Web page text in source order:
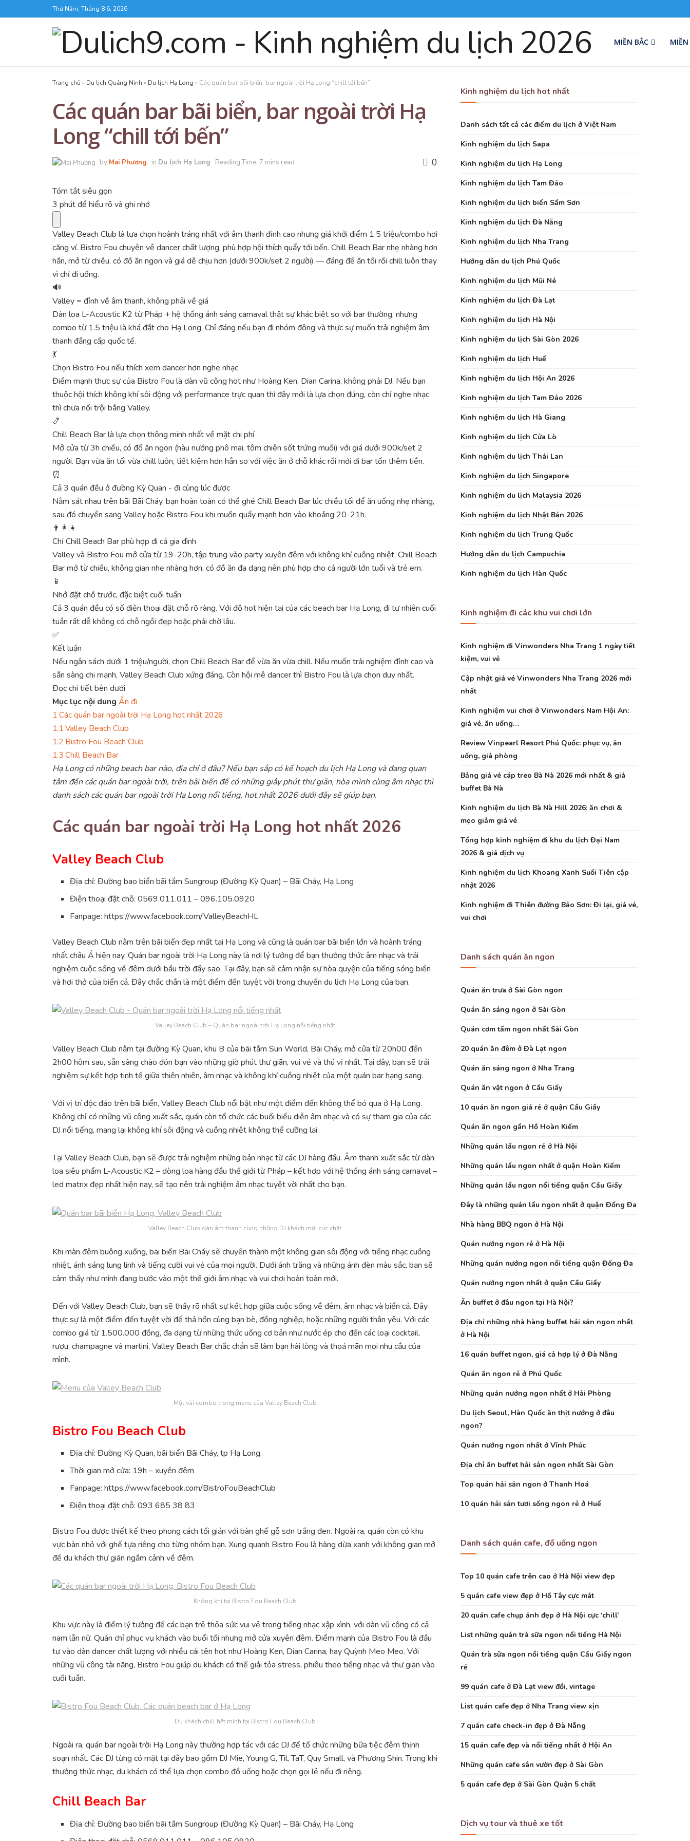
Thứ Năm, Tháng 8 6, 2026
MIỀN BẮC
Trang chủ » Du lịch Quảng Ninh » Du lịch Hạ Long » Các quán bar bãi biển, bar ngoài trời Hạ Long “chill tới bến”
Các quán bar bãi biển, bar ngoài trời Hạ
Long “chill tới bến”
by Mai Phương in Du lịch Hạ Long Reading Time: 7 mins read 0
Tóm tắt siêu gọn
3 phút để hiểu rõ và ghi nhớ
Valley Beach Club là lựa chọn hoành tráng nhất với âm thanh đỉnh cao nhưng giá khởi điểm 1.5 triệu/combo hơi
căng ví. Bistro Fou chuyên về dancer chất lượng, phù hợp hội thích quẩy tới bến. Chill Beach Bar nhẹ nhàng hơn
hẳn, mở từ chiều, có đồ ăn ngon và giá dễ chịu hơn (dưới 900k/set 2 người) — đáng để ăn tối rồi chill luôn thay
vì chỉ đi uống.
🔊
Valley = đỉnh về âm thanh, không phải về giá
Dàn loa L-Acoustic K2 từ Pháp + hệ thống ánh sáng carnaval thật sự khác biệt so với bar thường, nhưng
combo từ 1.5 triệu là khá đắt cho Hạ Long. Chỉ đáng nếu bạn đi nhóm đông và thực sự muốn trải nghiệm âm
thanh đẳng cấp quốc tế.
💃
Chọn Bistro Fou nếu thích xem dancer hơn nghe nhạc
Điểm mạnh thực sự của Bistro Fou là dàn vũ công hot như Hoàng Ken, Dian Carina, không phải DJ. Nếu bạn
thuộc hội thích không khí sôi động với performance trực quan thì đây mới là lựa chọn đúng, còn chỉ nghe nhạc
thì chưa nổi trội bằng Valley.
🍤
Chill Beach Bar là lựa chọn thông minh nhất về mặt chi phí
Mở cửa từ 3h chiều, có đồ ăn ngon (hàu nướng phô mai, tôm chiên sốt trứng muối) với giá dưới 900k/set 2
người. Bạn vừa ăn tối vừa chill luôn, tiết kiệm hơn hẳn so với việc ăn ở chỗ khác rồi mới đi bar tốn thêm tiền.
⏰
Cả 3 quán đều ở đường Kỳ Quan - đi cùng lúc được
Nằm sát nhau trên bãi Bãi Cháy, bạn hoàn toàn có thể ghé Chill Beach Bar lúc chiều tối để ăn uống nhẹ nhàng,
sau đó chuyển sang Valley hoặc Bistro Fou khi muốn quẩy mạnh hơn vào khoảng 20-21h.
👨‍👩‍👧
Chỉ Chill Beach Bar phù hợp đi cả gia đình
Valley và Bistro Fou mở cửa từ 19-20h, tập trung vào party xuyên đêm với không khí cuồng nhiệt. Chill Beach
Bar mở từ chiều, không gian nhẹ nhàng hơn, có đồ ăn đa dạng nên phù hợp cho cả người lớn tuổi và trẻ em.
📱
Nhớ đặt chỗ trước, đặc biệt cuối tuần
Cả 3 quán đều có số điện thoại đặt chỗ rõ ràng. Với độ hot hiện tại của các beach bar Hạ Long, đi tự nhiên cuối
tuần rất dễ không có chỗ ngồi đẹp hoặc phải chờ lâu.
✅
Kết luận
Nếu ngân sách dưới 1 triệu/người, chọn Chill Beach Bar để vừa ăn vừa chill. Nếu muốn trải nghiệm đỉnh cao và
sẵn sàng chi mạnh, Valley Beach Club xứng đáng. Còn hội mê dancer thì Bistro Fou là lựa chọn duy nhất.
Đọc chi tiết bên dưới
Mục lục nội dung Ẩn đi
1 Các quán bar ngoài trời Hạ Long hot nhất 2026
1.1 Valley Beach Club
1.2 Bistro Fou Beach Club
1.3 Chill Beach Bar
Hạ Long có những beach bar nào, địa chỉ ở đâu? Nếu bạn sắp có kế hoạch du lịch Hạ Long và đang quan
tâm đến các quán bar ngoài trời, trên bãi biển để có những giây phút thư giãn, hòa mình cùng âm nhạc thì
danh sách các quán bar ngoài trời Hạ Long nổi tiếng, hot nhất 2026 dưới đây sẽ giúp bạn.
Các quán bar ngoài trời Hạ Long hot nhất 2026
Valley Beach Club
Địa chỉ: Đường bao biển bãi tắm Sungroup (Đường Kỳ Quan) – Bãi Cháy, Hạ Long
Điện thoại đặt chỗ: 0569.011.011 – 096.105.0920
Fanpage: https://www.facebook.com/ValleyBeachHL
Valley Beach Club nằm trên bãi biển đẹp nhất tại Hạ Long và cũng là quán bar bãi biển lớn và hoành tráng
nhất châu Á hiện nay. Quán bar ngoài trời Hạ Long này là nơi lý tưởng để bạn thưởng thức âm nhạc và trải
nghiệm cuộc sống về đêm dưới bầu trời đầy sao. Tại đây, bạn sẽ cảm nhận sự hòa quyện của tiếng sóng biển
và hơi thở của biển cả. Đây chắc chắn là một điểm đến tuyệt vời trong chuyến du lịch Hạ Long của bạn.
Valley Beach Club – Quán bar ngoài trời Hạ Long nổi tiếng nhất
Valley Beach Club nằm tại đường Kỳ Quan, khu B của bãi tắm Sun World, Bãi Cháy, mở cửa từ 20h00 đến
2h00 hôm sau, sẵn sàng chào đón bạn vào những giờ phút thư giãn, vui vẻ và thú vị nhất. Tại đây, bạn sẽ trải
nghiệm sự kết hợp tinh tế giữa thiên nhiên, âm nhạc và không khí cuồng nhiệt của một quán bar hạng sang.
Với vị trí độc đáo trên bãi biển, Valley Beach Club nổi bật như một điểm đến không thể bỏ qua ở Hạ Long.
Không chỉ có những vũ công xuất sắc, quán còn tổ chức các buổi biểu diễn âm nhạc và có sự tham gia của các
DJ nổi tiếng, mang lại không khí sôi động và cuồng nhiệt không thể cưỡng lại.
Tại Valley Beach Club, bạn sẽ được trải nghiệm những bản nhạc từ các DJ hàng đầu. Âm thanh xuất sắc từ dàn
loa siêu phẩm L-Acoustic K2 – dòng loa hàng đầu thế giới từ Pháp – kết hợp với hệ thống ánh sáng carnaval –
led matrix đẹp nhất hiện nay, sẽ tạo nên trải nghiệm âm nhạc tuyệt vời nhất cho bạn.
Valley Beach Club dàn âm thanh cùng những DJ khách mời cực chất
Khi màn đêm buông xuống, bãi biển Bãi Cháy sẽ chuyển thành một không gian sôi động với tiếng nhạc cuồng
nhiệt, ánh sáng lung linh và tiếng cười vui vẻ của mọi người. Dưới ánh trăng và những ánh đèn màu sắc, bạn sẽ
cảm thấy như mình đang bước vào một thế giới âm nhạc và vui chơi hoàn toàn mới.
Đến với Valley Beach Club, bạn sẽ thấy rõ nhất sự kết hợp giữa cuộc sống về đêm, âm nhạc và biển cả. Đây
thực sự là một điểm đến tuyệt vời để thả hồn cùng bạn bè, đồng nghiệp, hoặc những người thân yêu. Với các
combo giá từ 1.500.000 đồng, đa dạng từ những thức uống cơ bản như nước ép cho đến các loại cocktail,
rượu, champagne và martini, Valley Beach Bar chắc chắn sẽ làm bạn hài lòng và thoả mãn mọi nhu cầu của
mình.
Một vài combo trong menu của Valley Beach Club
Bistro Fou Beach Club
Địa chỉ: Đường Kỳ Quan, bãi biển Bãi Cháy, tp Hạ Long.
Thời gian mở cửa: 19h – xuyên đêm
Fanpage: https://www.facebook.com/BistroFouBeachClub
Điện thoại đặt chỗ: 093 685 38 83
Bistro Fou được thiết kế theo phong cách tối giản với bàn ghế gỗ sơn trắng đen. Ngoài ra, quán còn có khu
vực bàn nhỏ với ghế tựa riêng cho từng nhóm bạn. Xung quanh Bistro Fou là hàng dừa xanh với không gian mở
để du khách thư giãn ngắm cảnh về đêm.
Không khí tại Bistro Fou Beach Club
Khu vực này là điểm lý tưởng để các bạn trẻ thỏa sức vui vẻ trong tiếng nhạc xập xình, với dàn vũ công có cả
nam lẫn nữ. Quán chỉ phục vụ khách vào buổi tối nhưng mở cửa xuyên đêm. Điểm mạnh của Bistro Fou là đầu
tư vào dàn dancer chất lượng với nhiều cái tên hot như Hoàng Ken, Dian Carina, hay Quỳnh Meo Meo. Với
những vũ công tài năng, Bistro Fou giúp du khách có thể giải tỏa stress, phiêu theo tiếng nhạc và thư giãn vào
cuối tuần.
Du khách chill hết mình tại Bistro Fou Beach Club
Ngoài ra, quán bar ngoài trời Hạ Long này thường hợp tác với các DJ để tổ chức những bữa tiệc đêm thịnh
soạn nhất. Các DJ từng có mặt tại đây bao gồm DJ Mie, Young G, Til, TaT, Quy Small, và Phương Shin. Trong khi
thưởng thức nhạc, du khách có thể lựa chọn combo đồ uống hoặc chọn gọi lẻ nếu đi riêng.
Chill Beach Bar
Địa chỉ: Đường bao biển bãi tắm Sungroup (Đường Kỳ Quan) – Bãi Cháy, Hạ Long
Kinh nghiệm du lịch hot nhất
Danh sách tất cả các điểm du lịch ở Việt Nam
Kinh nghiệm du lịch Sapa
Kinh nghiệm du lịch Hạ Long
Kinh nghiệm du lịch Tam Đảo
Kinh nghiệm du lịch biển Sầm Sơn
Kinh nghiệm du lịch Đà Nẵng
Kinh nghiệm du lịch Nha Trang
Hướng dẫn du lịch Phú Quốc
Kinh nghiệm du lịch Mũi Né
Kinh nghiệm du lịch Đà Lạt
Kinh nghiệm du lịch Hà Nội
Kinh nghiệm du lịch Sài Gòn 2026
Kinh nghiệm du lịch Huế
Kinh nghiệm du lịch Hội An 2026
Kinh nghiệm du lịch Tam Đảo 2026
Kinh nghiệm du lịch Hà Giang
Kinh nghiệm du lịch Cửa Lò
Kinh nghiệm du lịch Thái Lan
Kinh nghiệm du lịch Singapore
Kinh nghiệm du lịch Malaysia 2026
Kinh nghiệm du lịch Nhật Bản 2026
Kinh nghiệm du lịch Trung Quốc
Hướng dẫn du lịch Campuchia
Kinh nghiệm du lịch Hàn Quốc
Kinh nghiệm đi các khu vui chơi lớn
Kinh nghiệm đi Vinwonders Nha Trang 1 ngày tiết
kiệm, vui vẻ
Cập nhật giá vé Vinwonders Nha Trang 2026 mới
nhất
Kinh nghiệm vui chơi ở Vinwonders Nam Hội An:
giá vé, ăn uống…
Review Vinpearl Resort Phú Quốc: phục vụ, ăn
uống, giá phòng
Bảng giá vé cáp treo Bà Nà 2026 mới nhất & giá
buffet Bà Nà
Kinh nghiệm du lịch Bà Nà Hill 2026: ăn chơi &
mẹo giảm giá vé
Tổng hợp kinh nghiệm đi khu du lịch Đại Nam
2026 & giá dịch vụ
Kinh nghiệm du lịch Khoang Xanh Suối Tiên cập
nhật 2026
Kinh nghiệm đi Thiên đường Bảo Sơn: Đi lại, giá vé,
vui chơi
Danh sách quán ăn ngon
Quán ăn trưa ở Sài Gòn ngon
Quán ăn sáng ngon ở Sài Gòn
Quán cơm tấm ngon nhất Sài Gòn
20 quán ăn đêm ở Đà Lạt ngon
Quán ăn sáng ngon ở Nha Trang
Quán ăn vặt ngon ở Cầu Giấy
10 quán ăn ngon giá rẻ ở quận Cầu Giấy
Quán ăn ngon gần Hồ Hoàn Kiếm
Những quán lẩu ngon rẻ ở Hà Nội
Những quán lẩu ngon nhất ở quận Hoàn Kiếm
Những quán lẩu ngon nổi tiếng quận Cầu Giấy
Đây là những quán lẩu ngon nhất ở quận Đống Đa
Nhà hàng BBQ ngon ở Hà Nội
Quán nướng ngon rẻ ở Hà Nội
Những quán nướng ngon nổi tiếng quận Đống Đa
Quán nướng ngon nhất ở quận Cầu Giấy
Ăn buffet ở đâu ngon tại Hà Nội?
Địa chỉ những nhà hàng buffet hải sản ngon nhất
ở Hà Nội
16 quán buffet ngon, giá cả hợp lý ở Đà Nẵng
Quán ăn ngon rẻ ở Phú Quốc
Những quán nướng ngon nhất ở Hải Phòng
Du lịch Seoul, Hàn Quốc ăn thịt nướng ở đâu
ngon?
Quán nướng ngon nhất ở Vĩnh Phúc
Địa chỉ ăn buffet hải sản ngon nhất Sài Gòn
Top quán hải sản ngon ở Thanh Hoá
10 quán hải sản tươi sống ngon rẻ ở Huế
Danh sách quán cafe, đồ uống ngon
Top 10 quán cafe trên cao ở Hà Nội view đẹp
5 quán cafe view đẹp ở Hồ Tây cực mát
20 quán cafe chụp ảnh đẹp ở Hà Nội cực ‘chill’
List những quán trà sữa ngon nổi tiếng Hà Nội
Quán trà sữa ngon nổi tiếng quận Cầu Giấy ngon
rẻ
99 quán cafe ở Đà Lạt view đồi, vintage
List quán cafe đẹp ở Nha Trang view xịn
7 quán cafe check-in đẹp ở Đà Nẵng
15 quán cafe đẹp và nổi tiếng nhất ở Hội An
Những quán cafe sân vườn đẹp ở Sài Gòn
5 quán cafe đẹp ở Sài Gòn Quận 5 chất
Dịch vụ tour và thuê xe tốt